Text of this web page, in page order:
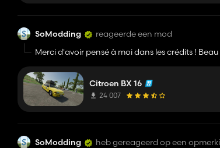
SoModding reageerde een mod
Merci d'avoir pensé à moi dans les crédits !
Citroen BX 16
24 007
SoModding heb gereageerd op een